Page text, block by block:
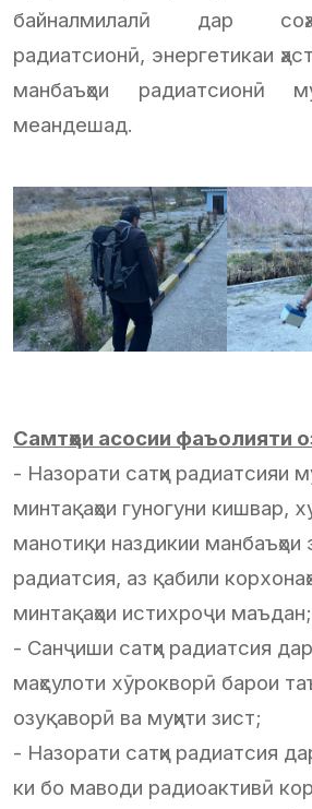
байналмилалӣ дар
радиатсионӣ, энергетикаи
манбаъҳои радиатсионӣ
меандешад.
Самтҳои асосии фаъолияти
- Назорати сатҳи радиатсияи
минтақаҳои гуногуни кишвар,
манотиқи наздикии манбаъҳои
радиатсия, аз қабили
минтақаҳои истихроҷи маъдан;
- Санҷиши сатҳи радиатсия
маҳсулоти хӯрокворӣ барои
озуқаворӣ ва муҳити зист;
- Назорати сатҳи радиатсия
ки бо маводи радиоактивӣ